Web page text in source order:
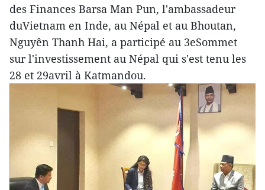
des Finances Barsa Man Pun, l'ambassadeur
duVietnam en Inde, au Népal et au Bhoutan,
Nguyên Thanh Hai, a participé au 3eSommet
sur l'investissement au Népal qui s'est tenu les
28 et 29avril à Katmandou.